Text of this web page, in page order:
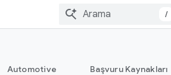
/
Automotive Başvuru Kaynakları